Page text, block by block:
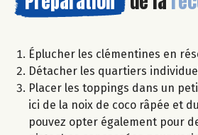
Éplucher les clémentines en
Détacher les quartiers
Placer les toppings dans un
ici de la noix de coco râpée et
pouvez opter également pour